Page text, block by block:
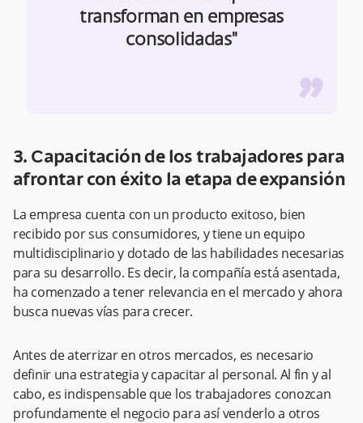
transforman en empresas
consolidadas"
”
3. Capacitación de los trabajadores para
afrontar con éxito la etapa de expansión
La empresa cuenta con un producto exitoso, bien
recibido por sus consumidores, y tiene un equipo
multidisciplinario y dotado de las habilidades necesarias
para su desarrollo. Es decir, la compañía está asentada,
ha comenzado a tener relevancia en el mercado y ahora
busca nuevas vías para crecer.
Antes de aterrizar en otros mercados, es necesario
definir una estrategia y capacitar al personal. Al fin y al
cabo, es indispensable que los trabajadores conozcan
profundamente el negocio para así venderlo a otros